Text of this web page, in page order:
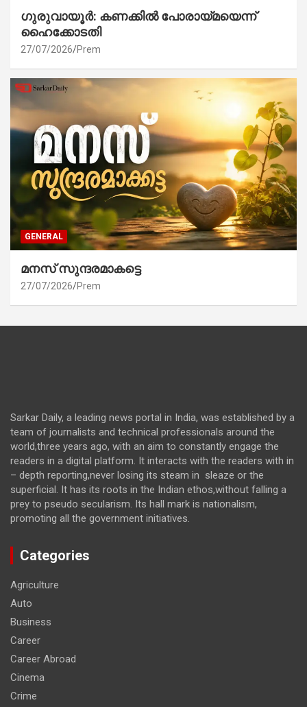
ഗുരുവായൂർ: കണക്കിൽ പോരായ്മയെന്ന്
ഹൈക്കോടതി
27/07/2026 Prem
GENERAL
മനസ് സുന്ദരമാകട്ടെ
27/07/2026 Prem
Sarkar Daily, a leading news portal in India, was established by a
team of journalists and technical professionals around the
world,three years ago, with an aim to constantly engage the
readers in a digital platform. It interacts with the readers with in
– depth reporting,never losing its steam in sleaze or the
superficial. It has its roots in the Indian ethos,without falling a
prey to pseudo secularism. Its hall mark is nationalism,
promoting all the government initiatives.
Categories
Agriculture
Auto
Business
Career
Career Abroad
Cinema
Crime